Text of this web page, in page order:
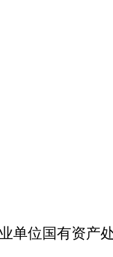
单位国有资产